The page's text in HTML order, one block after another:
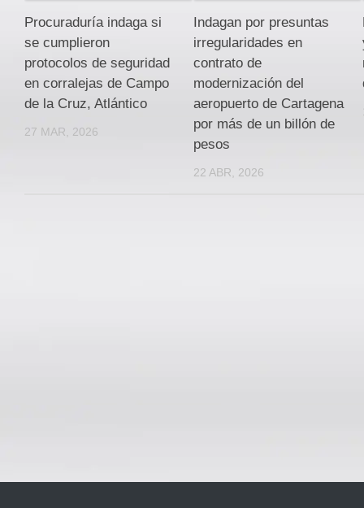
Procuraduría indaga si
se cumplieron
protocolos de seguridad
en corralejas de Campo
de la Cruz, Atlántico
27 MAR, 2026
Indagan por presuntas
irregularidades en
contrato de
modernización del
aeropuerto de Cartagena
por más de un billón de
pesos
22 ABR, 2026